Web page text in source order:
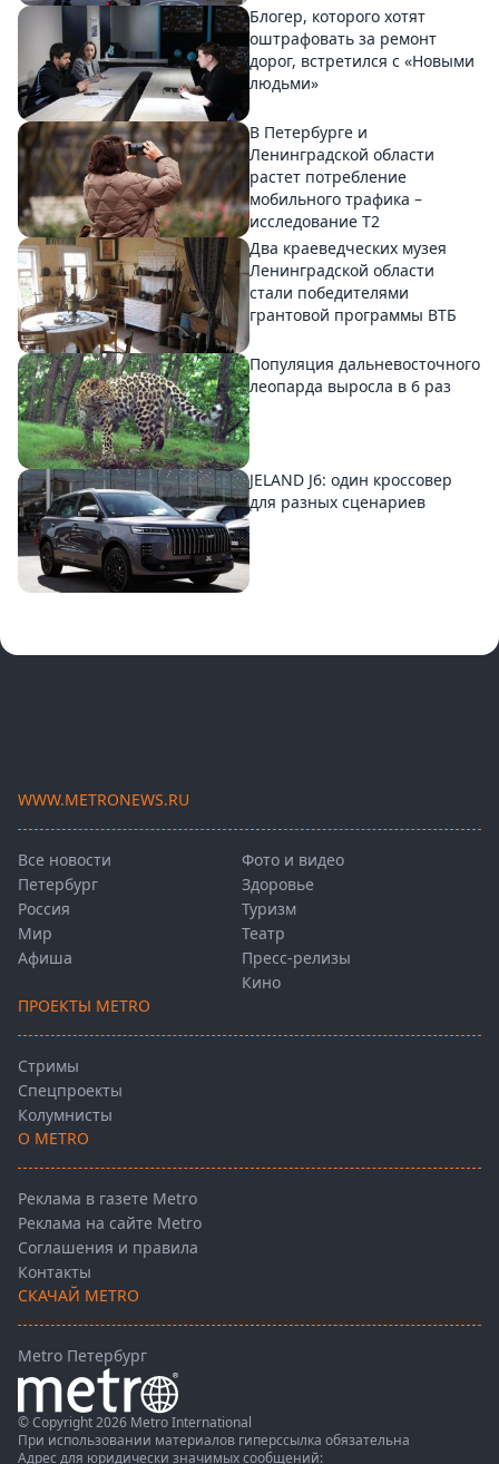
Блогер, которого хотят
оштрафовать за ремонт
дорог, встретился с «Новыми
людьми»
В Петербурге и
Ленинградской области
растет потребление
мобильного трафика –
исследование T2
Два краеведческих музея
Ленинградской области
стали победителями
грантовой программы ВТБ
Популяция дальневосточного
леопарда выросла в 6 раз
JELAND J6: один кроссовер
для разных сценариев
WWW.METRONEWS.RU
Все новости
Петербург
Россия
Мир
Афиша
Фото и видео
Здоровье
Туризм
Театр
Пресс-релизы
Кино
ПРОЕКТЫ METRO
Стримы
Спецпроекты
Колумнисты
О METRO
Реклама в газете Metro
Реклама на сайте Metro
Соглашения и правила
Контакты
СКАЧАЙ METRO
Metro Петербург
© Copyright 2026 Metro International
При использовании материалов гиперссылка обязательна
Адрес для юридически значимых сообщений: